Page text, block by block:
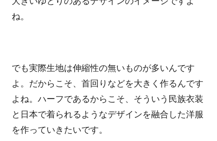
ね。
でも実際生地は伸縮性の無いものが多いんです
よ。だからこそ、首回りなどを大きく作るんです
よね。ハーフであるからこそ、そういう民族衣装
と日本で着られるようなデザインを融合した洋服
を作っていきたいです。